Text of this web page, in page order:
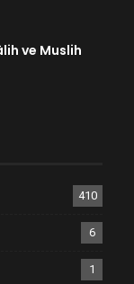
ve Muslih
410
6
1